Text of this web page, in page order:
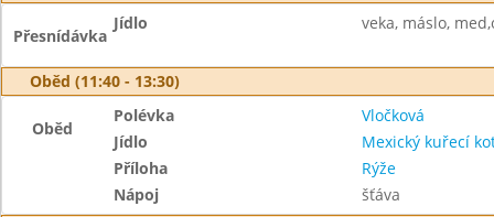
Přesnídávka
Jídlo veka, máslo,
Oběd (11:40 - 13:30)
Oběd
Polévka
Vločková
Jídlo
Mexický kuřecí
Příloha
Rýže
Nápoj
šťáva